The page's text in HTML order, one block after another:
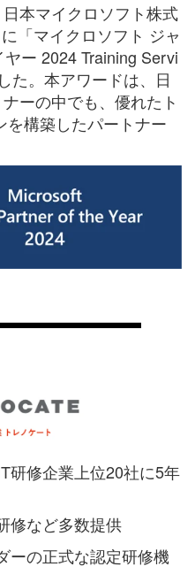
本マイクロソフト株式
「マイクロソフト ジャ
ー 2024 Training Servi
た。本アワードは、日
ーの中でも、優れたト
を構築したパートナー
研修企業上位20社に5年
修など多数提供
ーの正式な認定研修機